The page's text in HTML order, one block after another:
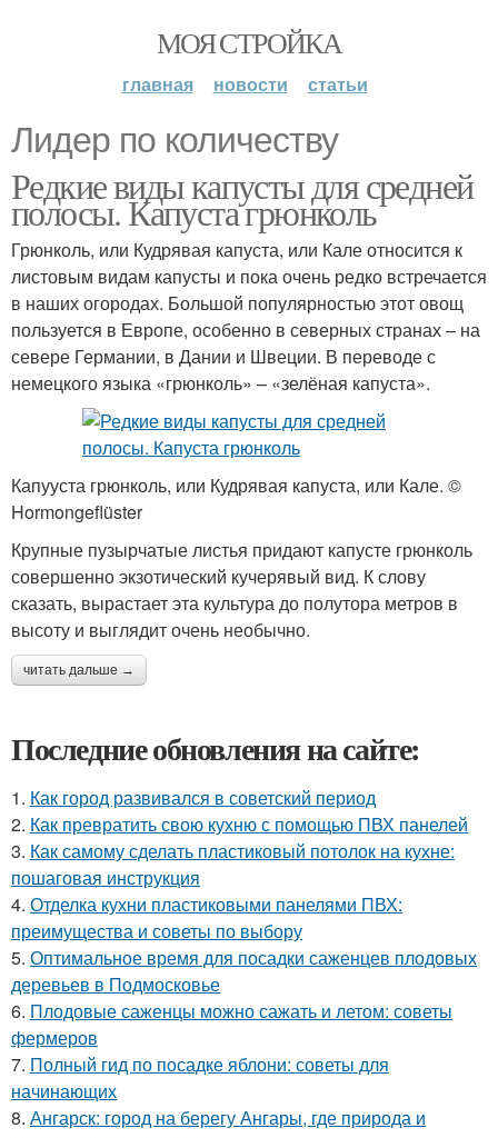
МОЯ СТРОЙКА
главная новости статьи
Лидер по количеству
Редкие виды капусты для средней
полосы. Капуста грюнколь
Грюнколь, или Кудрявая капуста, или Кале относится к
листовым видам капусты и пока очень редко встречается
в наших огородах. Большой популярностью этот овощ
пользуется в Европе, особенно в северных странах – на
севере Германии, в Дании и Швеции. В переводе с
немецкого языка «грюнколь» – «зелёная капуста».
Капууста грюнколь, или Кудрявая капуста, или Кале. ©
Hormongeflüster
Крупные пузырчатые листья придают капусте грюнколь
совершенно экзотический кучерявый вид. К слову
сказать, вырастает эта культура до полутора метров в
высоту и выглядит очень необычно.
читать дальше →
Последние обновления на сайте:
1. Как город развивался в советский период
2. Как превратить свою кухню с помощью ПВХ панелей
3. Как самому сделать пластиковый потолок на кухне:
пошаговая инструкция
4. Отделка кухни пластиковыми панелями ПВХ:
преимущества и советы по выбору
5. Оптимальное время для посадки саженцев плодовых
деревьев в Подмосковье
6. Плодовые саженцы можно сажать и летом: советы
фермеров
7. Полный гид по посадке яблони: советы для
начинающих
8. Ангарск: город на берегу Ангары, где природа и